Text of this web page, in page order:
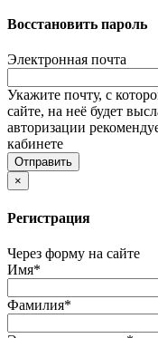
Восстановить пароль
Электронная почта
Укажите почту, с
сайте, на неё будет
авторизации
кабинете
×
Регистрация
Через форму на сайте
Имя*
Фамилия*